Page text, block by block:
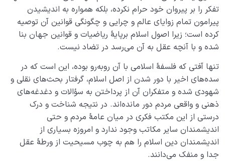
تفکر را بر پیروان خود حرام نکرده، بلکه همواره به اندیشیدن
پیرامون تمام زوایای عالم و چرایی و چگونگی قوانین آن توصیه
کرده است؛ زیرا اصول اسلام برپایۀ ریاضیات و قوانین جهان بنا
شده و با آنچه عقل به آن می‌رسد در تضاد نیست.
تنها آفتی که فلسفۀ اسلامی با آن روبه‌رو بوده، این است که در
سد‌ه‌های اخیر با دور شدن از اصل اسلام، گرفتار بحث‌های نقلی و
شهودی شده و متفکران آن از پرداختن به سؤالات و دغدغه‌های
ذهنی و واقعی مردم دور مانده‌اند. در نتیجه شناخت و درک
درستی از این مکتب فکری در میان عامۀ مردم و حتی
اندیشمندان سایر مکاتب وجود ندارد و امروزه بسیاری از
اندیشمندان دین اسلام را هم به چوب مسیحیت از ورطۀ عقل
جدا و منفک می‌دانند.